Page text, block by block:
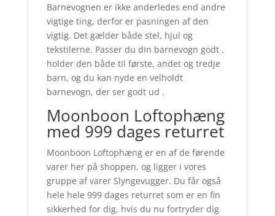
Barnevognen er ikke anderledes end andre
vigtige ting, derfor er pasningen af den
vigtig. Det gælder både stel, hjul og
tekstilerne. Passer du din barnevogn godt ,
holder den både til første, andet og tredje
barn, og du kan nyde en velholdt
barnevogn, der ser godt ud .
Moonboon Loftophæng
med 999 dages returret
Moonboon Loftophæng er en af de førende
varer her på shoppen, og ligger i vores
gruppe af varer Slyngevugger. Du får også
hele hele 999 dages returret som er en fin
sikkerhed for dig, hvis du nu fortryder dig